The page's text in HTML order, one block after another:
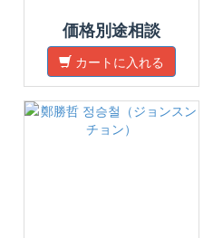
価格別途相談
カートに入れる